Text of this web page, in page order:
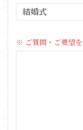
※ ご質問・ご要望